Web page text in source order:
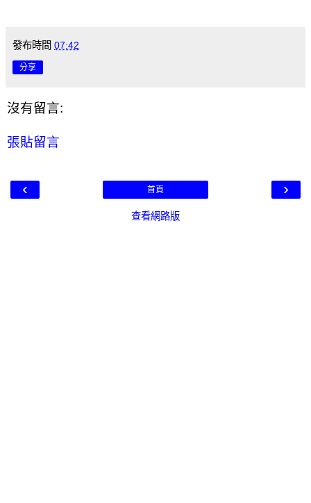
發布時間 07:42
分享
沒有留言:
張貼留言
‹ ›
首頁
查看網路版